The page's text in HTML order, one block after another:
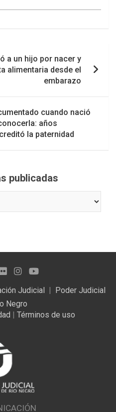
a un hijo por nacer y
alimentaria desde el
embarazo
cuando nació
años
la paternidad
publicadas
Judicial
Poder Judicial
Negro
Términos de uso